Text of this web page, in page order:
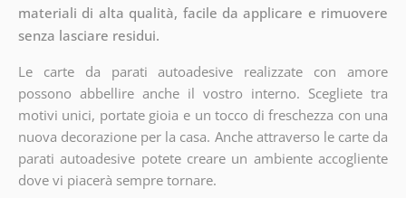
materiali di alta qualità, facile da applicare e rimuovere
senza lasciare residui.
Le carte da parati autoadesive realizzate con amore
possono abbellire anche il vostro interno. Scegliete tra
motivi unici, portate gioia e un tocco di freschezza con una
nuova decorazione per la casa. Anche attraverso le carte da
parati autoadesive potete creare un ambiente accogliente
dove vi piacerà sempre tornare.